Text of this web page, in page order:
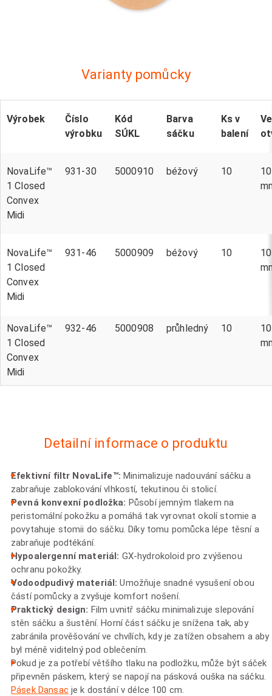
Varianty pomůcky
Výrobek
Číslo
výrobku
Kód
SÚKL
Barva
sáčku
Ks v
balení
NovaLife™
1 Closed
Convex
Midi
931-30 5000910 béžový 10
NovaLife™
1 Closed
Convex
Midi
931-46 5000909 béžový 10
NovaLife™
1 Closed
Convex
Midi
932-46 5000908 průhledný 10
Detailní informace o produktu
Efektivní filtr NovaLife™:Minimalizuje nadouvání sáčku a
zabraňuje zablokování vlhkostí, tekutinou či stolicí.
Pevná konvexní podložka: Působí jemným tlakem na
peristomální pokožku a pomáhá tak vyrovnat okolí stomie a
povytahuje stomii do sáčku. Díky tomu pomůcka lépe těsní a
zabraňuje podtékání.
Hypoalergenní materiál: GX-hydrokoloid pro zvýšenou
ochranu pokožky.
Vodoodpudivý materiál:Umožňuje snadné vysušení obou
částí pomůcky a zvyšuje komfort nošení.
Praktický design: Film uvnitř sáčku minimalizuje slepování
stěn sáčku a šustění. Horní část sáčku je snížena tak, aby
zabránila prověšování ve chvílích, kdy je zatížen obsahem a aby
byl méně viditelný pod oblečením.
Pokud je za potřebí většího tlaku na podložku, může být sáček
připevněn páskem, který se napojí na pásková ouška na sáčku.
Pásek Dansac je k dostání v délce 100 cm.